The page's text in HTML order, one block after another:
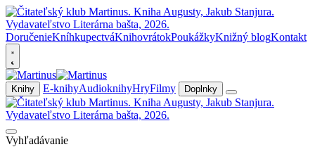
DoručenieKníhkupectváKnihovrátokPoukážkyKnižný blogKontakt
Knihy E-knihyAudioknihyHryFilmy Doplnky
Vyhľadávanie